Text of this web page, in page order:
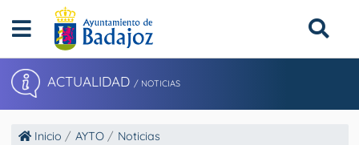
ACTUALIDAD / NOTICIAS
Inicio AYTO Noticias